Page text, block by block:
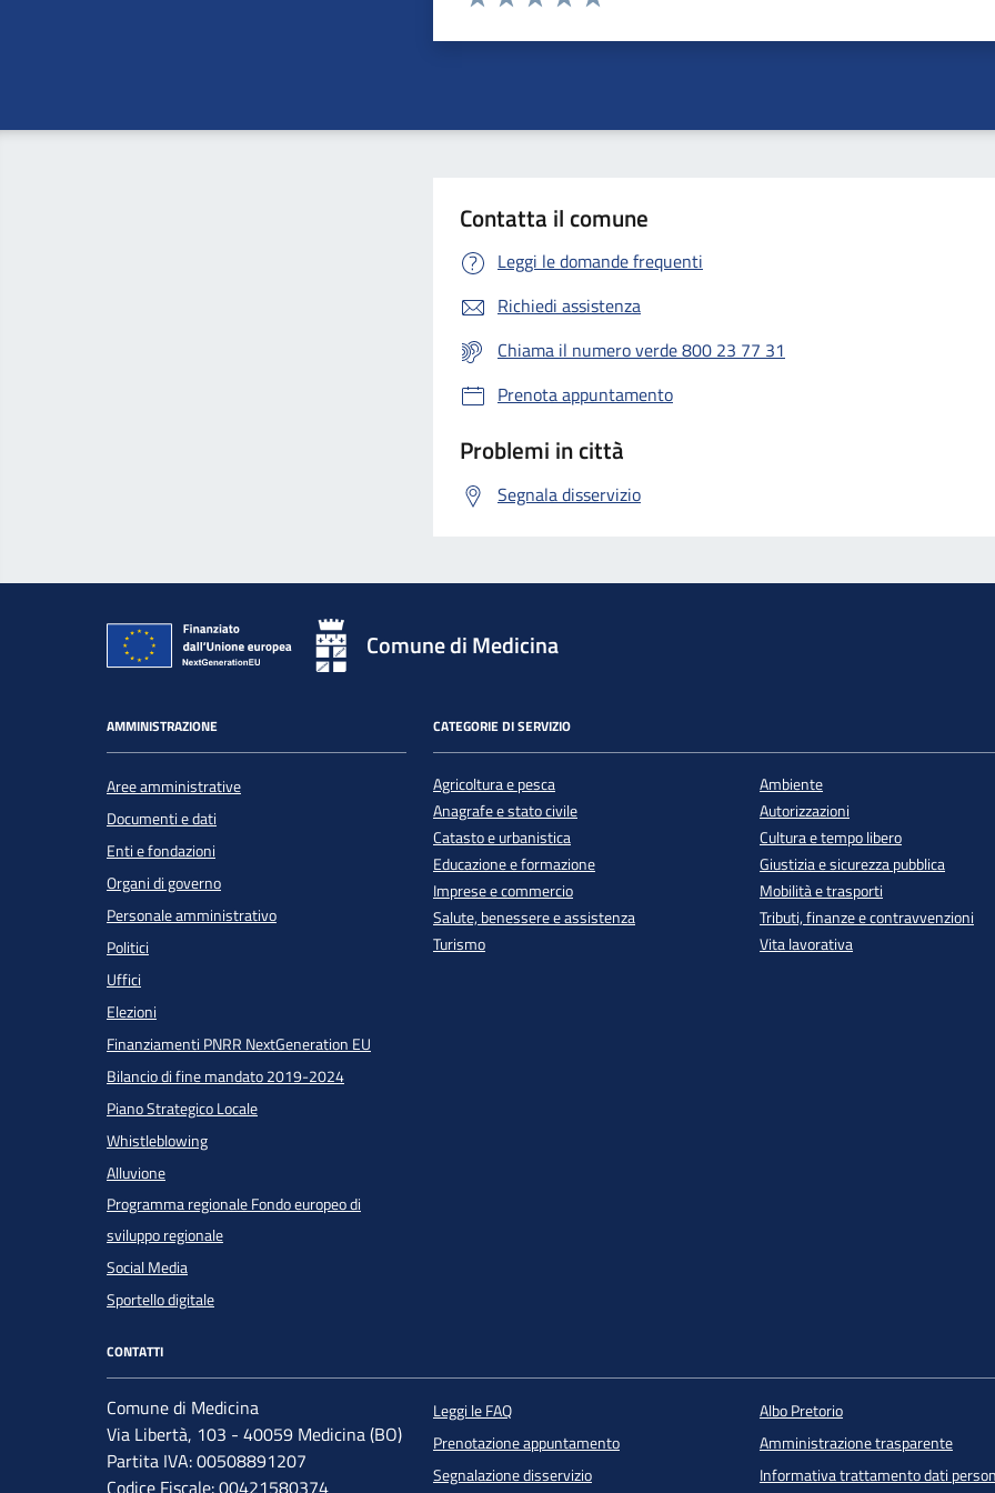
Contatta il comune
Leggi le domande frequenti
Richiedi assistenza
Chiama il numero verde 800 23 77 31
Prenota appuntamento
Problemi in città
Segnala disservizio
Comune di Medicina
AMMINISTRAZIONE
Aree amministrative
Documenti e dati
Enti e fondazioni
Organi di governo
Personale amministrativo
Politici
Uffici
Elezioni
Finanziamenti PNRR NextGeneration EU
Bilancio di fine mandato 2019-2024
Piano Strategico Locale
Whistleblowing
Alluvione
Programma regionale Fondo europeo di
sviluppo regionale
Social Media
Sportello digitale
CATEGORIE DI SERVIZIO
Agricoltura e pesca
Ambiente
Anagrafe e stato civile
Autorizzazioni
Catasto e urbanistica
Cultura e tempo libero
Educazione e formazione
Giustizia e sicurezza pubblica
Imprese e commercio
Mobilità e trasporti
Salute, benessere e assistenza
Tributi, finanze e contravvenzioni
Turismo
Vita lavorativa
CONTATTI
Comune di Medicina
Via Libertà, 103 - 40059 Medicina (BO)
Partita IVA: 00508891207
Codice Fiscale: 00421580374
Leggi le FAQ
Prenotazione appuntamento
Segnalazione disservizio
Albo Pretorio
Amministrazione trasparente
Informativa trattamento dati